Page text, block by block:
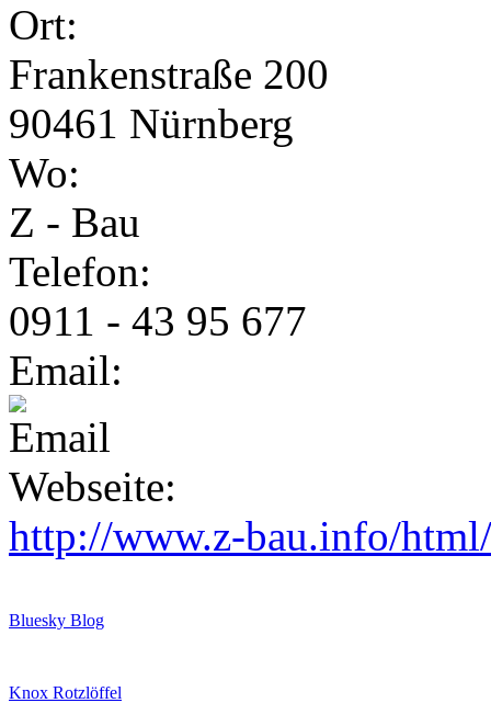
Ort:
Frankenstraße 200
90461 Nürnberg
Wo:
Z - Bau
Telefon:
0911 - 43 95 677
Email:
Webseite:
http://www.z-bau.info/
Bluesky Blog
Knox Rotzlöffel